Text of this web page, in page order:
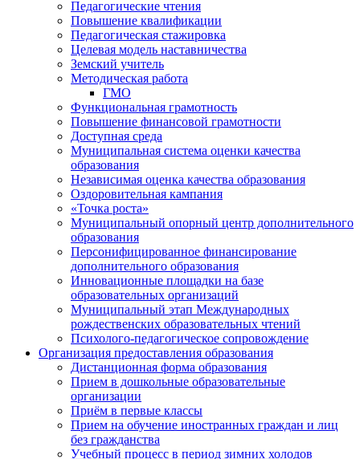
Педагогические чтения
Повышение квалификации
Педагогическая стажировка
Целевая модель наставничества
Земский учитель
Методическая работа
ГМО
Функциональная грамотность
Повышение финансовой грамотности
Доступная среда
Муниципальная система оценки качества
образования
Независимая оценка качества образования
Оздоровительная кампания
«Точка роста»
Муниципальный опорный центр дополнительного
образования
Персонифицированное финансирование
дополнительного образования
Инновационные площадки на базе
образовательных организаций
Муниципальный этап Международных
рождественских образовательных чтений
Психолого-педагогическое сопровождение
Организация предоставления образования
Дистанционная форма образования
Прием в дошкольные образовательные
организации
Приём в первые классы
Прием на обучение иностранных граждан и лиц
без гражданства
Учебный процесс в период зимних холодов